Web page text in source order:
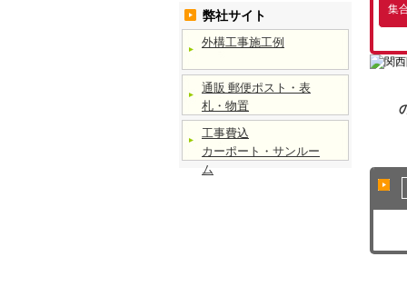
弊社サイト
外構工事施工例
通販 郵便ポスト・表
札・物置
工事費込
カーポート・サンルー
ム
集